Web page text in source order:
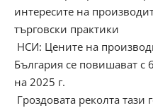
интересите на
търговски практики
НСИ: Цените на
България се повишават с
на 2025 г.
Гроздовата реколта